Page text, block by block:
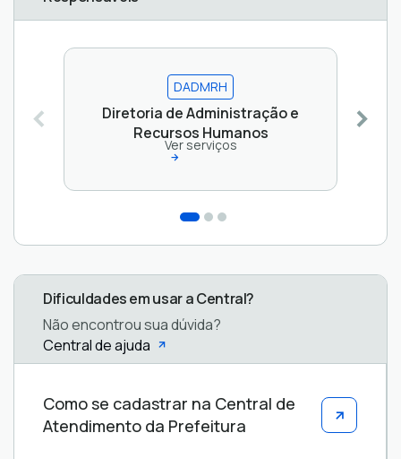
DADMRH
Diretoria de Administração e
Recursos Humanos
Ver serviços
Dificuldades em usar a Central?
Não encontrou sua dúvida?
Central de ajuda
Como se cadastrar na Central de
Atendimento da Prefeitura